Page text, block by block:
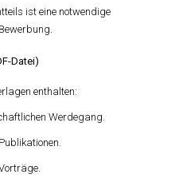
ist eine notwendige
Datei)
enthalten:
Werdegang.